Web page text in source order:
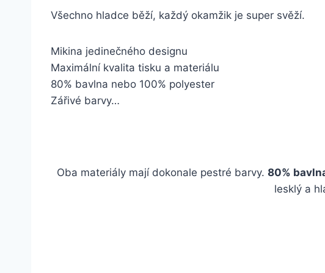
Všechno hladce běží, každý okamžik je super svěží.
Mikina jedinečného designu
Maximální kvalita tisku a materiálu
80% bavlna nebo 100% polyester
Zářivé barvy…
Oba materiály mají dokonale pestré barvy. 80%
lesklý a